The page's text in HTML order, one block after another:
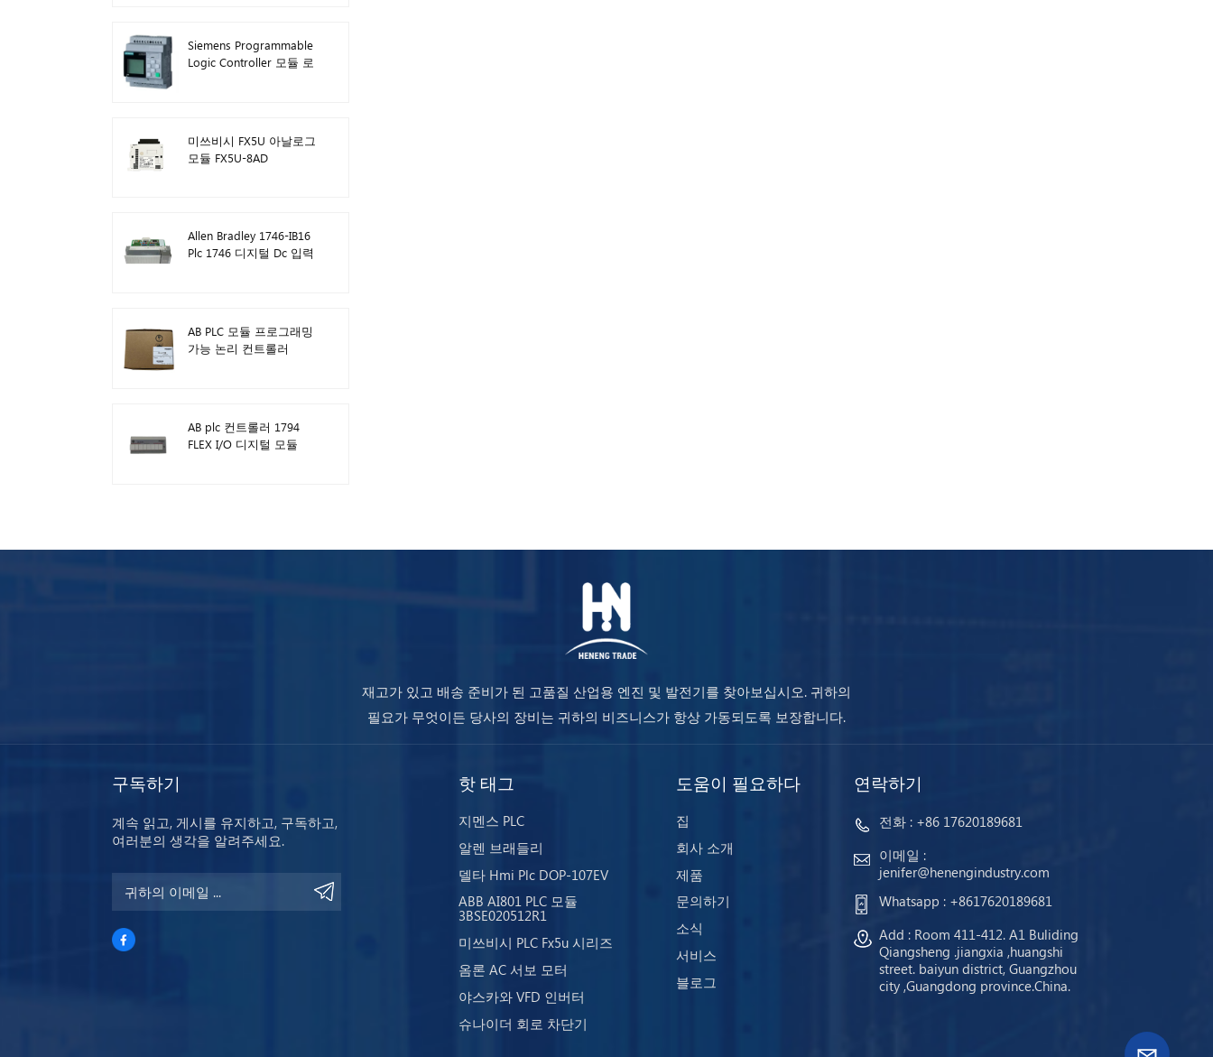
Siemens Programmable
Logic Controller 모듈 로
미쓰비시 FX5U 아날로그
모듈 FX5U-8AD
Allen Bradley 1746-IB16
Plc 1746 디지털 Dc 입력
AB PLC 모듈 프로그래밍
가능 논리 컨트롤러
AB plc 컨트롤러 1794
FLEX I/O 디지털 모듈
재고가 있고 배송 준비가 된 고품질 산업용 엔진 및 발전기를 찾아보십시오. 귀하의
필요가 무엇이든 당사의 장비는 귀하의 비즈니스가 항상 가동되도록 보장합니다.
구독하기
계속 읽고, 게시를 유지하고, 구독하고,
여러분의 생각을 알려주세요.
핫 태그
지멘스 PLC
알렌 브래들리
델타 Hmi Plc DOP-107EV
ABB AI801 PLC 모듈
3BSE020512R1
미쓰비시 PLC Fx5u 시리즈
옴론 AC 서보 모터
야스카와 VFD 인버터
슈나이더 회로 차단기
도움이 필요하다
집
회사 소개
제품
문의하기
소식
서비스
블로그
연락하기
전화 : +86 17620189681
이메일 :
jenifer@henengindustry.com
Whatsapp : +8617620189681
Add : Room 411-412. A1 Buliding
Qiangsheng .jiangxia ,huangshi
street. baiyun district, Guangzhou
city ,Guangdong province.China.